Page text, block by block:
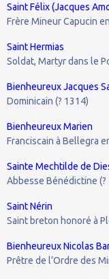
Saint Félix (Jacques
Frère Mineur Capucin
Saint Hermias
Soldat, Martyr dans le
Bienheureux Jacques
Dominicain (? 1314)
Bienheureux Marien
Franciscain à Bellegra
Sainte Mechtilde de
Abbesse Bénédictine (?
Saint Nérin
Saint breton honoré à
Bienheureux Nicolas
Prêtre de l’Ordre des